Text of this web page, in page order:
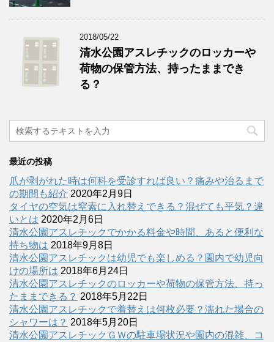
2018/05/22
清水公園アスレチックのロッカーや
荷物の保管方法、持ったままでき
る？
最近の投稿
爪が剥がれた時は何科を受診すれば良い？痛みや治るまで
の期間も紹介 2020年2月9日
タイヤの空気は窒素に入れ替えできる？混ぜても平気？違
いとは 2020年2月6日
清水公園アスレチックでかかる料金や時間、あると便利な
持ち物は 2018年9月8日
清水公園アスレチックは幼児でも楽しめる？園内で幼児向
けの場所は 2018年6月24日
清水公園アスレチックのロッカーや荷物の保管方法、持っ
たままできる？ 2018年5月22日
清水公園アスレチックで着替えは何枚必要？濡れた場合の
シャワーは？ 2018年5月20日
清水公園アスレチックＧＷの駐車場状況や園内の混雑、コ